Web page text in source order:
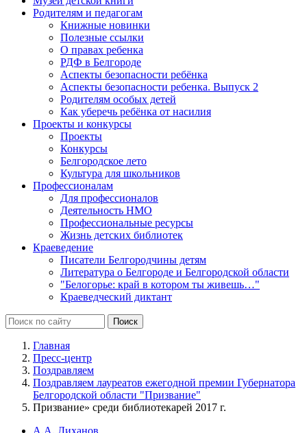
Родителям и педагогам
Книжные новинки
Полезные ссылки
О правах ребенка
РДФ в Белгороде
Аспекты безопасности ребёнка
Аспекты безопасности ребенка. Выпуск 2
Родителям особых детей
Как уберечь ребёнка от насилия
Проекты и конкурсы
Проекты
Конкурсы
Белгородское лето
Культура для школьников
Профессионалам
Для профессионалов
Деятельность НМО
Профессиональные ресурсы
Жизнь детских библиотек
Краеведение
Писатели Белгородчины детям
Литература о Белгороде и Белгородской области
"Белогорье: край в котором ты живешь…"
Краеведческий диктант
Главная
Пресс-центр
Поздравляем
Поздравляем лауреатов ежегодной премии Губернатора
Белгородской области "Призвание"
Призвание» среди библиотекарей 2017 г.
А.А. Лиханов